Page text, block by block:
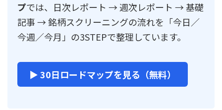
プでは、日次レポート → 週次レポート → 基礎
記事 → 銘柄スクリーニングの流れを「今日／
今週／今月」の3STEPで整理しています。
▶ 30日ロードマップを見る（無料）